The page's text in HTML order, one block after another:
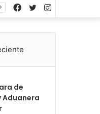
por
Instagram
Twitter
Facebook
de
Aduanera